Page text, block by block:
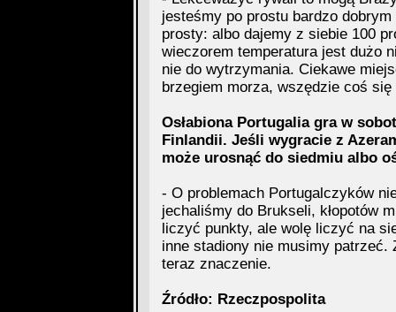
jesteśmy po prostu bardzo
prosty: albo dajemy z siebie 100
wieczorem temperatura jest dużo
nie do wytrzymania. Ciekawe
brzegiem morza, wszędzie coś
Osłabiona Portugalia gra w
Finlandii. Jeśli wygracie z
może urosnąć do siedmiu albo
- O problemach Portugalczyków
jechaliśmy do Brukseli, kłopotów
liczyć punkty, ale wolę liczyć na
inne stadiony nie musimy
teraz znaczenie.
Źródło: Rzeczpospolita